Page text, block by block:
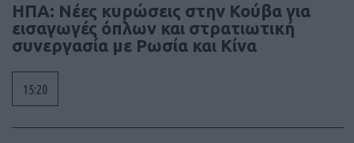
ΗΠΑ: Νέες κυρώσεις στην Κούβα για
εισαγωγές όπλων και στρατιωτική
συνεργασία με Ρωσία και Κίνα
15:20